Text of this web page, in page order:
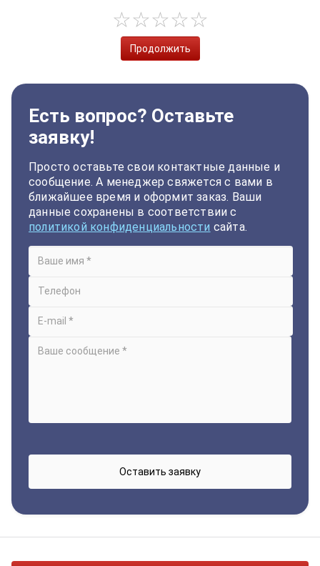
Продолжить
Есть вопрос? Оставьте
заявку!
Просто оставьте свои контактные данные и
сообщение. А менеджер свяжется с вами в
ближайшее время и оформит заказ. Ваши
данные сохранены в соответствии с
политикой конфиденциальности сайта.